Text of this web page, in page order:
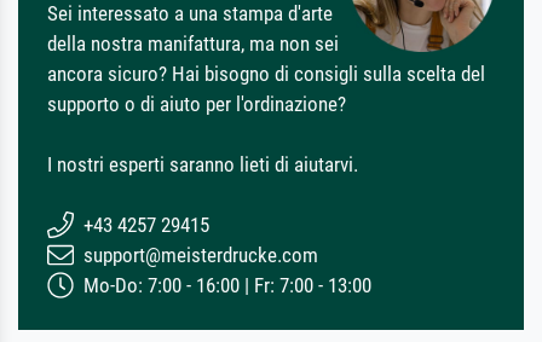
Sei interessato a una stampa d'arte
della nostra manifattura, ma non sei
ancora sicuro? Hai bisogno di consigli sulla scelta del
supporto o di aiuto per l'ordinazione?
I nostri esperti saranno lieti di aiutarvi.
+43 4257 29415
support@meisterdrucke.com
Mo-Do: 7:00 - 16:00 | Fr: 7:00 - 13:00